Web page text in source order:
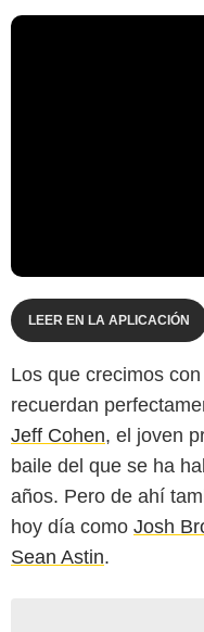
LEER EN LA APLICACIÓN
Los que crecimos con
recuerdan
Jeff Cohen, el joven
baile del que se ha
años. Pero de ahí
hoy día como Josh
Sean Astin.